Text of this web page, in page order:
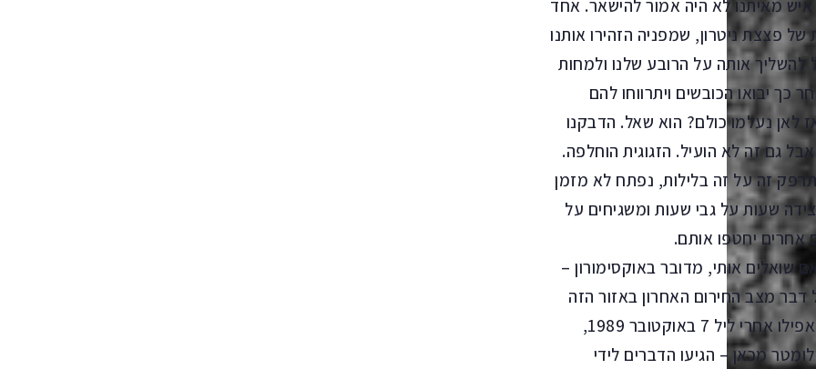
מאיתנו לא היה אמור להישאר. אחד
פצצת ניטרון, שמפניה הזהירו אותנו
להשליך אותה על הרובע שלנו ולמחות
יבואו הכובשים ויתרווחו להם
לאן נעלמו כולם? הוא שאל. הדבקנו
גם זה לא הועיל. הזגוגית הוחלפה.
זה על זה בלילות, נפתח לא מזמן
שעות על גבי שעות ומשגיחים על
אחרים יחטפו אותם.
אותי, מדובר באוקסימורון –
מצב החירום האחרון באזור הזה
הוכרז בשבוע שאחרי ההתקוממות של 17 ביוני 1953. אפילו אחרי ליל 7 באוקטובר 1989,
מכאן – הגיעו הדברים לידי